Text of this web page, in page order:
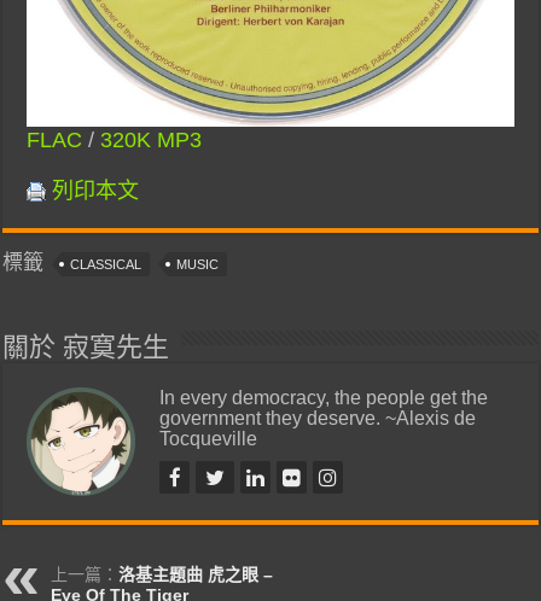
FLAC / 320K MP3
列印本文
標籤 CLASSICAL MUSIC
關於 寂寞先生
In every democracy, the people get the
government they deserve. ~Alexis de
Tocqueville
上一篇：洛基主題曲 虎之眼 –
Eye Of The Tiger